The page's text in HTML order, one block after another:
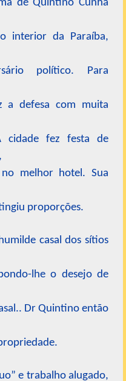
de Quintino Cunha
interior da Paraíba,
político. Para
a defesa com muita
cidade fez festa de
melhor hotel. Sua
proporções.
casal dos sítios
lhe o desejo de
Dr Quintino então
e trabalho alugado,